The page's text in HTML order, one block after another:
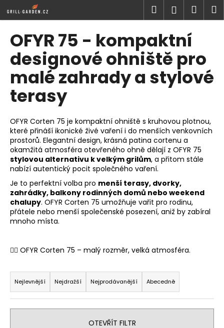
na
obsah
Hledat
OFYR 75 - kompaktní
designové ohniště pro
malé zahrady a stylové
terasy
OFYR Corten 75 je kompaktní ohniště s kruhovou plotnou,
které přináší ikonické živé vaření i do menších venkovních
prostorů. Elegantní design, krásná patina cortenu a
okamžitá atmosféra otevřeného ohně dělají z OFYR 75
stylovou alternativu k velkým grilům, a přitom stále
nabízí autentický pocit společného vaření.
Je to perfektní volba pro menší terasy, dvorky,
zahrádky, balkony rodinných domů nebo weekend
chalupy. OFYR Corten 75 umožňuje vařit pro rodinu,
přátele nebo menší společenské posezení, aniž by zabíral
mnoho místa.
👉🏻 OFYR Corten 75 – malý rozměr, velká atmosféra.
Ř
a
z
e
Nejlevnější Nejdražší Nejprodávanější Abecedně
OTEVŘÍT FILTR
K
o
C
o
p
o
t
ř
e
b
u
j
e
t
e
n
j
t
?